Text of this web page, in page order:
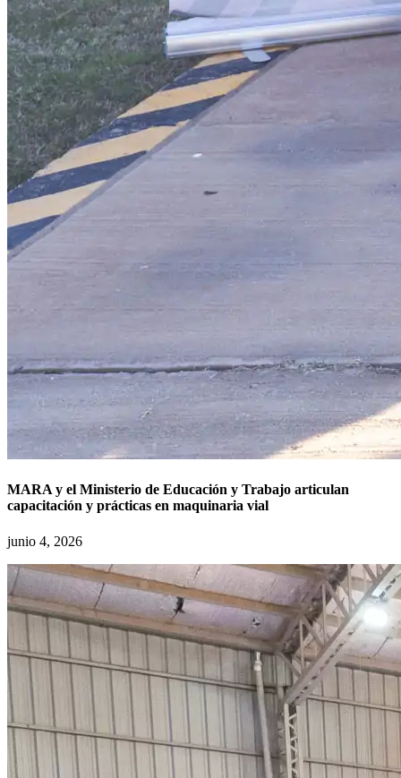
MARA y el Ministerio de Educación y Trabajo articulan
capacitación y prácticas en maquinaria vial
junio 4, 2026